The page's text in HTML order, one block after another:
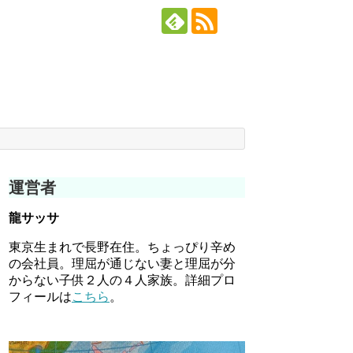
運営者
龍サッサ
東京生まれで長野在住。ちょっぴり辛め
の会社員。理屈が通じない妻と理屈が分
からない子供２人の４人家族。詳細プロ
フィールはこちら 。